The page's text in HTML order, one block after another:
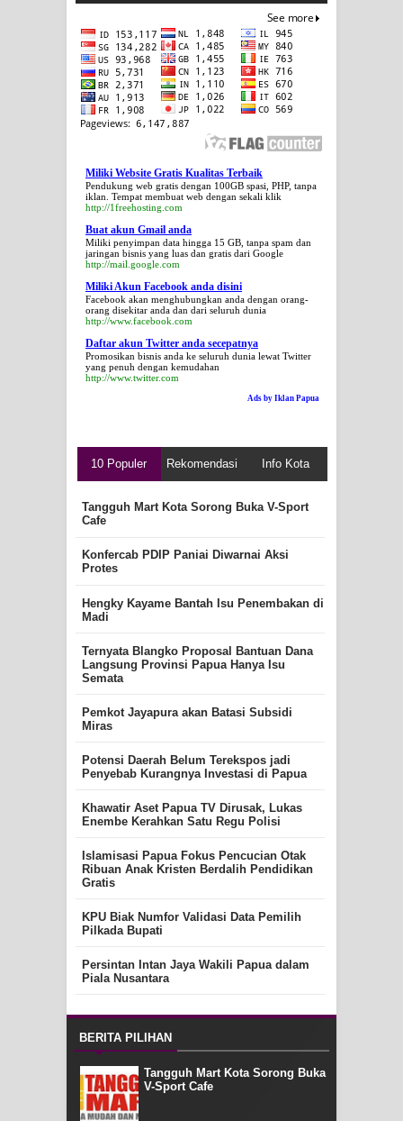
Miliki Website Gratis Kualitas Terbaik
Pendukung web gratis dengan 100GB spasi, PHP, tanpa
iklan. Tempat membuat web dengan sekali klik
http://1freehosting.com
Buat akun Gmail anda
Miliki penyimpan data hingga 15 GB, tanpa spam dan
jaringan bisnis yang luas dan gratis dari Google
http://mail.google.com
Miliki Akun Facebook anda disini
Facebook akan menghubungkan anda dengan orang-
orang disekitar anda dan dari seluruh dunia
http://www.facebook.com
Daftar akun Twitter anda secepatnya
Promosikan bisnis anda ke seluruh dunia lewat Twitter
yang penuh dengan kemudahan
http://www.twitter.com
Ads by Iklan Papua
10 Populer Rekomendasi Info Kota
Tangguh Mart Kota Sorong Buka V-Sport
Cafe
Konfercab PDIP Paniai Diwarnai Aksi
Protes
Hengky Kayame Bantah Isu Penembakan di
Madi
Ternyata Blangko Proposal Bantuan Dana
Langsung Provinsi Papua Hanya Isu
Semata
Pemkot Jayapura akan Batasi Subsidi
Miras
Potensi Daerah Belum Terekspos jadi
Penyebab Kurangnya Investasi di Papua
Khawatir Aset Papua TV Dirusak, Lukas
Enembe Kerahkan Satu Regu Polisi
Islamisasi Papua Fokus Pencucian Otak
Ribuan Anak Kristen Berdalih Pendidikan
Gratis
KPU Biak Numfor Validasi Data Pemilih
Pilkada Bupati
Persintan Intan Jaya Wakili Papua dalam
Piala Nusantara
BERITA PILIHAN
Tangguh Mart Kota Sorong Buka
V-Sport Cafe